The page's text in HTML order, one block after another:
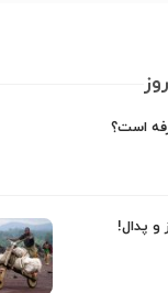
است؟
و پدال!